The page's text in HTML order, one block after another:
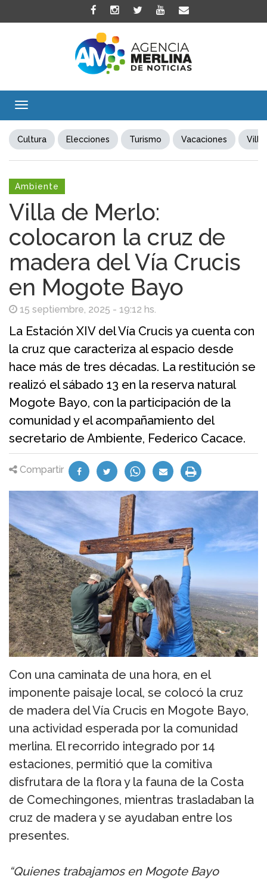
Toggle
Cultura Elecciones Turismo Vacaciones Villa
Ambiente
Villa de Merlo:
colocaron la cruz de
madera del Vía Crucis
en Mogote Bayo
15 septiembre, 2025 - 19:12 hs.
La Estación XIV del Vía Crucis ya cuenta con
la cruz que caracteriza al espacio desde
hace más de tres décadas. La restitución se
realizó el sábado 13 en la reserva natural
Mogote Bayo, con la participación de la
comunidad y el acompañamiento del
secretario de Ambiente, Federico Cacace.
Compartir
Con una caminata de una hora, en el
imponente paisaje local, se colocó la cruz
de madera del Vía Crucis en Mogote Bayo,
una actividad esperada por la comunidad
merlina. El recorrido integrado por 14
estaciones, permitió que la comitiva
disfrutara de la flora y la fauna de la Costa
de Comechingones, mientras trasladaban la
cruz de madera y se ayudaban entre los
presentes.
“Quienes trabajamos en Mogote Bayo